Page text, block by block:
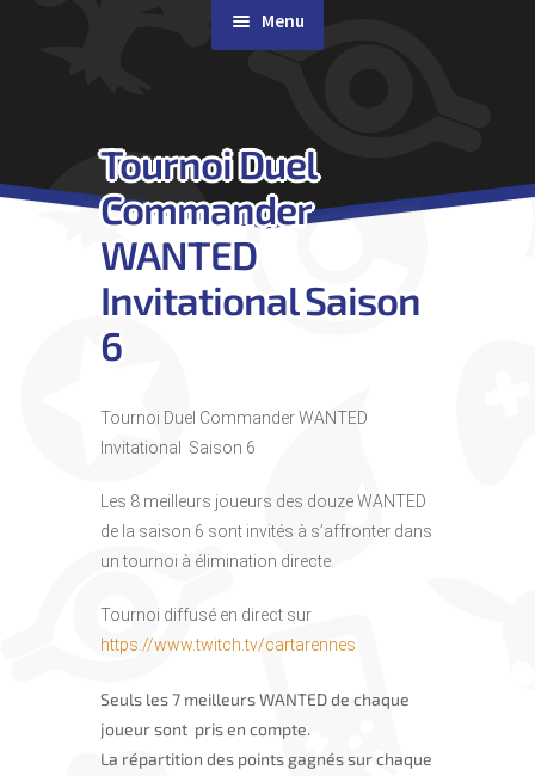
Menu
Agenda
Contact & Accès
Tournoi Duel
Commander
WANTED
Invitational Saison
6
Tournoi Duel Commander WANTED
Invitational Saison 6
Les 8 meilleurs joueurs des douze WANTED
de la saison 6 sont invités à s’affronter dans
un tournoi à élimination directe.
Tournoi diffusé en direct sur
https://www.twitch.tv/cartarennes
Seuls les 7 meilleurs WANTED de chaque
joueur sont pris en compte.
La répartition des points gagnés sur chaque